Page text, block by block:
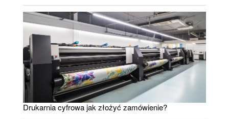
Drukarnia cyfrowa jak złożyć zamówienie?